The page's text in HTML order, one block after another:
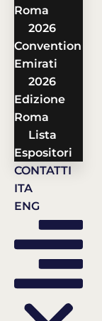
Roma
2026
Convention
Emirati
2026
Edizione
Roma
Lista
Espositori
CONTATTI
ITA
ENG